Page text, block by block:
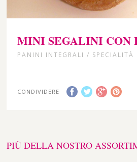
MINI SEGALINI CON
PANINI INTEGRALI / SPECIALITÀ
CONDIVIDERE
PIÙ DELLA NOSTRO